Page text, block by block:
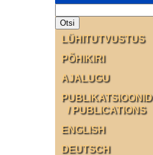
LÜHITUTVUSTUS
PÕHIKIRI
AJALUGU
PUBLIKATSIOONID
/ PUBLICATIONS
ENGLISH
DEUTSCH